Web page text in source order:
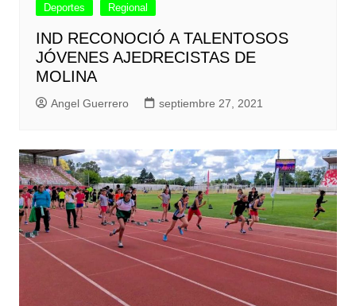
Deportes Regional
IND RECONOCIÓ A TALENTOSOS
JÓVENES AJEDRECISTAS DE
MOLINA
Angel Guerrero septiembre 27, 2021